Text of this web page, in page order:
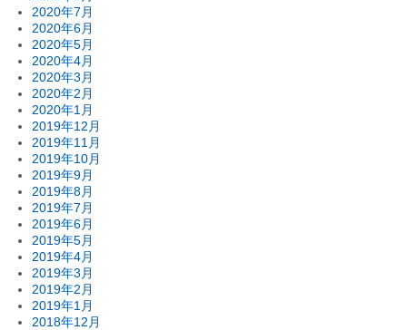
2020年7月
2020年6月
2020年5月
2020年4月
2020年3月
2020年2月
2020年1月
2019年12月
2019年11月
2019年10月
2019年9月
2019年8月
2019年7月
2019年6月
2019年5月
2019年4月
2019年3月
2019年2月
2019年1月
2018年12月